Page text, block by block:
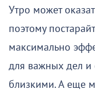
Утро может
поэтому
максимально
для важных дел и
близкими. А еще